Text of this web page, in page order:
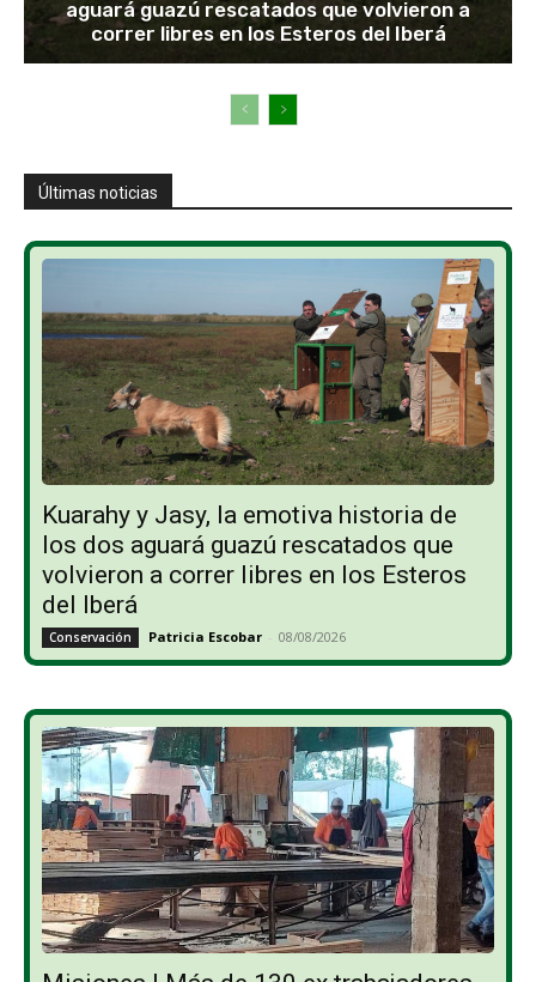
aguará guazú rescatados que volvieron a
correr libres en los Esteros del Iberá
Últimas noticias
Kuarahy y Jasy, la emotiva historia de
los dos aguará guazú rescatados que
volvieron a correr libres en los Esteros
del Iberá
Conservación Patricia Escobar - 08/08/2026